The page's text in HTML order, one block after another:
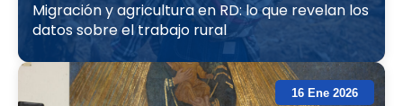
Migración y agricultura en RD: lo que revelan los
datos sobre el trabajo rural
16 Ene 2026